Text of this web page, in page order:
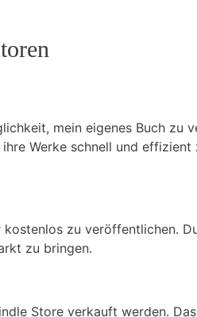
mein eigenes Buch
Werke schnell und
zu veröffentlichen.
zu bringen.
Store verkauft werden.